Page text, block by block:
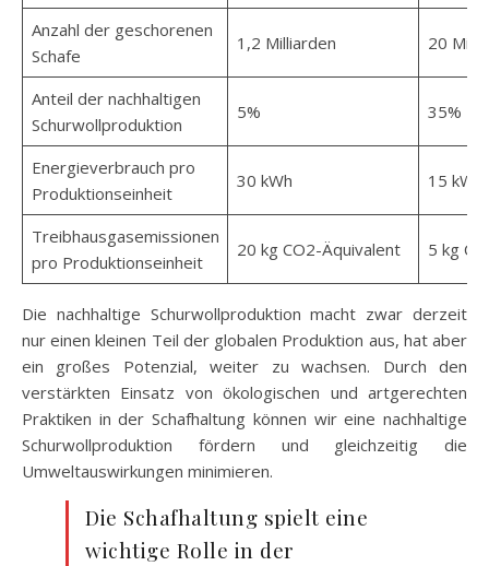
Anzahl der geschorenen
Schafe
1,2 Milliarden 20
Anteil der nachhaltigen
Schurwollproduktion
5% 35%
Energieverbrauch pro
Produktionseinheit
30 kWh 15 kWh
Treibhausgasemissionen
pro Produktionseinheit
20 kg CO2-Äquivalent 5 kg
Die nachhaltige Schurwollproduktion macht zwar derzeit
nur einen kleinen Teil der globalen Produktion aus, hat aber
ein großes Potenzial, weiter zu wachsen. Durch den
verstärkten Einsatz von ökologischen und artgerechten
Praktiken in der Schafhaltung können wir eine nachhaltige
Schurwollproduktion fördern und gleichzeitig die
Umweltauswirkungen minimieren.
Die Schafhaltung spielt eine
wichtige Rolle in der